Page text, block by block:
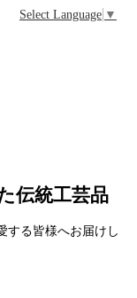
Select Language ▼
伝統工芸品
する皆様へお届けし